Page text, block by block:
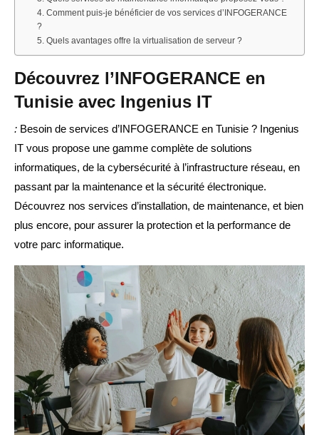
4. Comment puis-je bénéficier de vos services d’INFOGERANCE
?
5. Quels avantages offre la virtualisation de serveur ?
Découvrez l’INFOGERANCE en
Tunisie avec Ingenius IT
: Besoin de services d’INFOGERANCE en Tunisie ? Ingenius
IT vous propose une gamme complète de solutions
informatiques, de la cybersécurité à l’infrastructure réseau, en
passant par la maintenance et la sécurité électronique.
Découvrez nos services d’installation, de maintenance, et bien
plus encore, pour assurer la protection et la performance de
votre parc informatique.